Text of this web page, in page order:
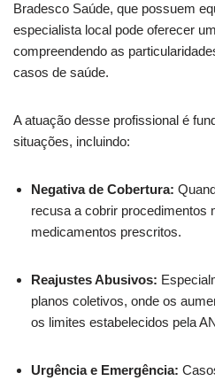
Bradesco Saúde, que possuem
especialista local pode oferecer
compreendendo as
casos de saúde.
A atuação desse profissional é
situações, incluindo:
Negativa de Cobertura:
recusa a cobrir procedimentos
medicamentos prescritos.
Reajustes Abusivos:
planos coletivos, onde os
os limites estabelecidos pela
Urgência e Emergência: